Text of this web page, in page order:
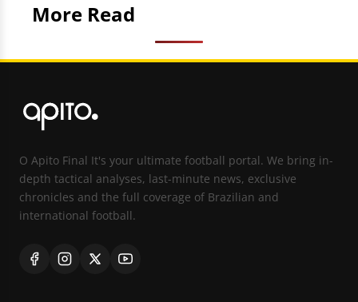
More Read
O Apito Final It's your ultimate football portal. We bring in-
depth tactical analyses, last-minute news, exclusive
chronicles and the full coverage of Brazilian and
international football.